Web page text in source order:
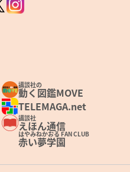
講談社の
動く図鑑MOVE
TELEMAGA.net
講談社
えほん通信
はやみねかおる FAN CLUB
赤い夢学園